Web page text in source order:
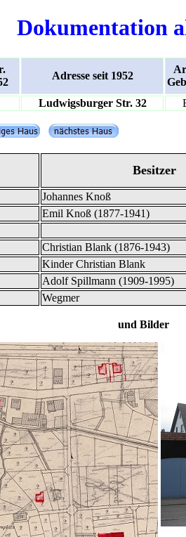
Dokumentation
Adresse seit 1952
Ludwigsburger Str. 32
Besitzer
Johannes Knoß
Emil Knoß (1877-1941)
Christian Blank (1876-1943)
Kinder Christian Blank
Adolf Spillmann (1909-1995)
Wegmer
und Bilder